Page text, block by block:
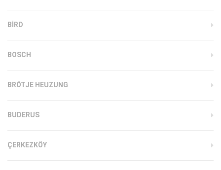
BIRD
BOSCH
BRÖTJE HEUZUNG
BUDERUS
ÇERKEZKÖY